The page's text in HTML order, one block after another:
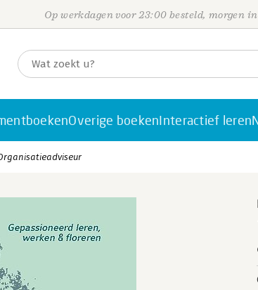
Op werkdagen voor 23:00 besteld, morgen
Overige boekenInteractief leren